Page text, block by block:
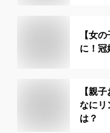
【女
に！冠
【親
なにリ
は？